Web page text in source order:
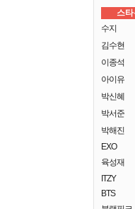
스
수지
김수현
이종석
아이유
박신혜
박서준
박해진
EXO
육성재
ITZY
BTS